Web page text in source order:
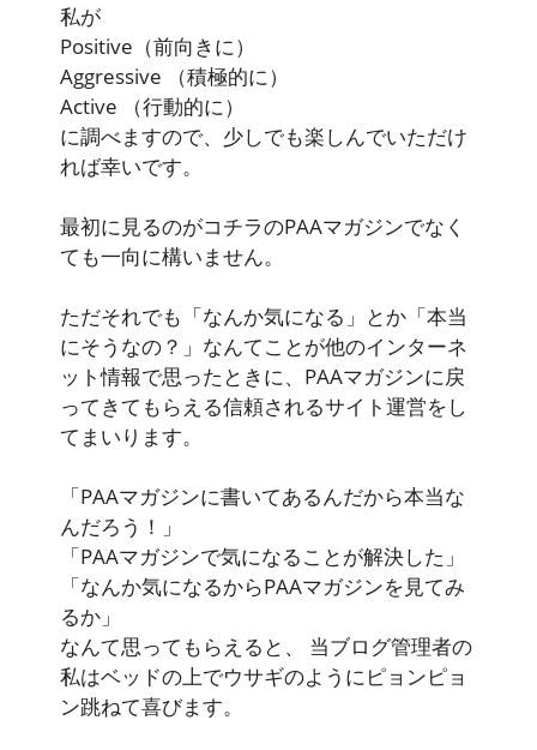
私が
Positive （前向きに）
Aggressive
（積極的に）
Active
（行動的に）
に調べますので、少しでも楽しんでいただけ
れば幸いです。
最初に見るのがコチラのPAAマガジンでなく
ても一向に構いません。
ただそれでも「なんか気になる」とか「本当
にそうなの？」なんてことが他のインターネ
ット情報で思ったときに、PAAマガジンに戻
ってきてもらえる信頼されるサイト運営をし
てまいります。
「PAAマガジンに書いてあるんだから本当な
んだろう！」
「PAAマガジンで気になることが解決した」
「なんか気になるからPAAマガジンを見てみ
るか」
なんて思ってもらえると、 当ブログ管理者の
私はベッドの上でウサギのようにピョンピョ
ン跳ねて喜びます。